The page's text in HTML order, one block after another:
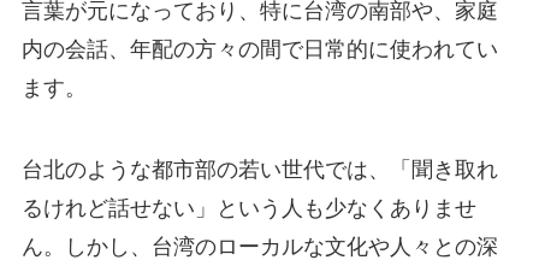
言葉が元になっており、特に台湾の南部や、家庭
内の会話、年配の方々の間で日常的に使われてい
ます。
台北のような都市部の若い世代では、「聞き取れ
るけれど話せない」という人も少なくありませ
ん。しかし、台湾のローカルな文化や人々との深